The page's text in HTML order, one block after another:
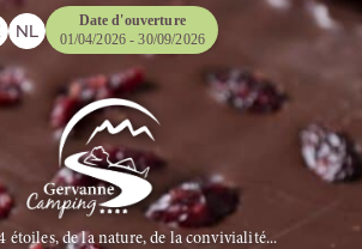
NL
Date d'ouverture
01/04/2026 - 30/09/2026
étoiles, de la nature, de la convivialité...